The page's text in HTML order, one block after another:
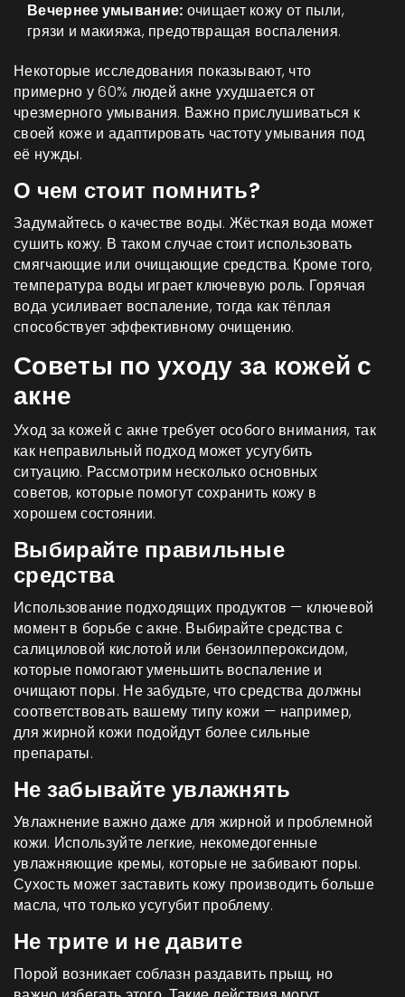
Вечернее умывание: очищает кожу от пыли,
грязи и макияжа, предотвращая воспаления.
Некоторые исследования показывают, что
примерно у 60% людей акне ухудшается от
чрезмерного умывания. Важно прислушиваться к
своей коже и адаптировать частоту умывания под
её нужды.
О чем стоит помнить?
Задумайтесь о качестве воды. Жёсткая вода может
сушить кожу. В таком случае стоит использовать
смягчающие или очищающие средства. Кроме того,
температура воды играет ключевую роль. Горячая
вода усиливает воспаление, тогда как тёплая
способствует эффективному очищению.
Советы по уходу за кожей с
акне
Уход за кожей с акне требует особого внимания, так
как неправильный подход может усугубить
ситуацию. Рассмотрим несколько основных
советов, которые помогут сохранить кожу в
хорошем состоянии.
Выбирайте правильные
средства
Использование подходящих продуктов — ключевой
момент в борьбе с акне. Выбирайте средства с
салициловой кислотой или бензоилпероксидом,
которые помогают уменьшить воспаление и
очищают поры. Не забудьте, что средства должны
соответствовать вашему типу кожи — например,
для жирной кожи подойдут более сильные
препараты.
Не забывайте увлажнять
Увлажнение важно даже для жирной и проблемной
кожи. Используйте легкие, некомедогенные
увлажняющие кремы, которые не забивают поры.
Сухость может заставить кожу производить больше
масла, что только усугубит проблему.
Не трите и не давите
Порой возникает соблазн раздавить прыщ, но